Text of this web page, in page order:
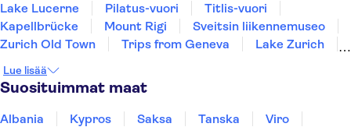
Lake Lucerne Pilatus-vuori
Titlis-vuori
Kapellbrücke
Mount Rigi
Sveitsin liikennemuseo
Zurich Old Town
Trips from Geneva
Lake Zurich
Lue lisää
Suosituimmat maat
Albania Kypros Saksa Tanska
Viro